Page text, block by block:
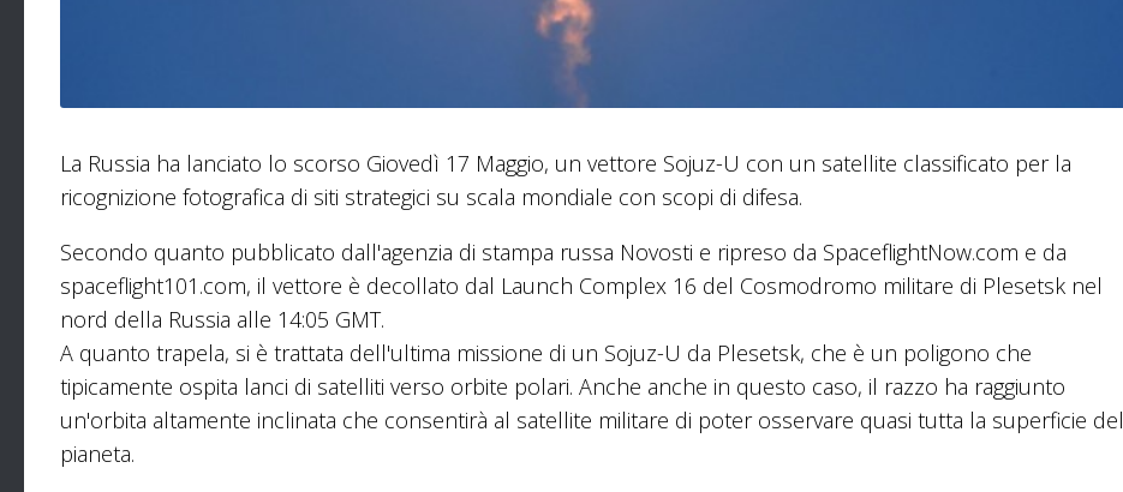
La Russia ha lanciato lo scorso Giovedì 17 Maggio, un vettore Sojuz-U con un satellite classificato per la
ricognizione fotografica di siti strategici su scala mondiale con scopi di difesa.
Secondo quanto pubblicato dall'agenzia di stampa russa Novosti e ripreso da SpaceflightNow.com e da
spaceflight101.com, il vettore è decollato dal Launch Complex 16 del Cosmodromo militare di Plesetsk nel
nord della Russia alle 14:05 GMT.
A quanto trapela, si è trattata dell'ultima missione di un Sojuz-U da Plesetsk, che è un poligono che
tipicamente ospita lanci di satelliti verso orbite polari. Anche anche in questo caso, il razzo ha raggiunto
un'orbita altamente inclinata che consentirà al satellite militare di poter osservare quasi tutta la superficie del
pianeta.